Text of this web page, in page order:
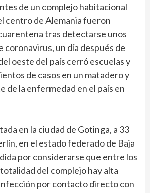
de un complejo habitacional
centro de Alemania fueron
tras detectarse unos
coronavirus, un día después de
oeste del país cerró escuelas y
de casos en un matadero y
de la enfermedad en el país en
en la ciudad de Gotinga, a 33
en el estado federado de Baja
por considerarse que entre los
del complejo hay alta
por contacto directo con